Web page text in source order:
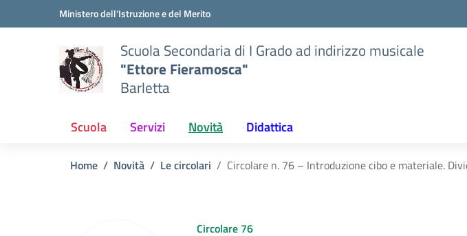
Vai ai contenuti
Vai al menu di navigazioneMinistero dell'Istruzione e del Merito
Scuola Secondaria di I Grado ad indirizzo musicale
"Ettore Fieramosca"
Barletta
Scuola Servizi Novità Didattica
Home Novità Le circolari Circolare n. 76 – Introduzione cibo e materiale.
Circolare 76